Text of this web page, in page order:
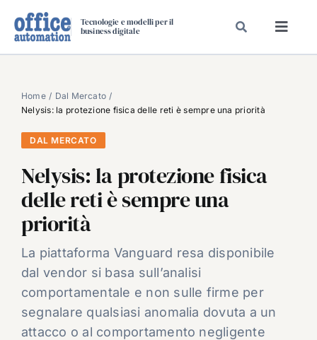
Tecnologie e modelli per il
business digitale
SPECIAL PAPER
TAVOLE ROTONDE DI REDAZIONE
DAL MERCATO
CARRIERE
VIDEO
EVENTI
CHI SIAMO
Home
Dal Mercato
Nelysis: la protezione fisica delle reti è sempre una priorità
DAL MERCATO
Nelysis: la protezione fisica
delle reti è sempre una
priorità
La piattaforma Vanguard resa disponibile
dal vendor si basa sull’analisi
comportamentale e non sulle firme per
segnalare qualsiasi anomalia dovuta a un
attacco o al comportamento negligente